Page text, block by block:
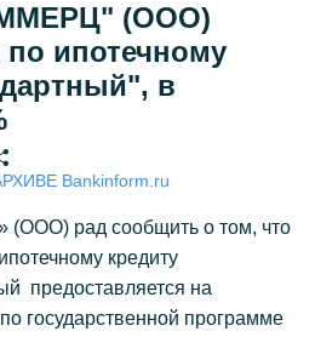
(ООО)
по ипотечному
в
Bankinform.ru
рад сообщить о том, что
кредиту
предоставляется на
государственной программе